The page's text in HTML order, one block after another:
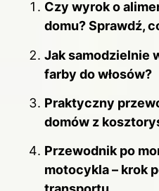
Czy wyrok o
domu? Sprawdź,
Jak samodzielnie
farby do włosów?
Praktyczny
domów z
Przewodnik po
motocykla – krok